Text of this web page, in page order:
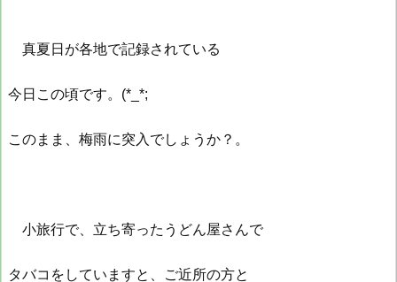
真夏日が各地で記録されている
今日この頃です。(*_*;
このまま、梅雨に突入でしょうか？。
小旅行で、立ち寄ったうどん屋さんで
タバコをしていますと、ご近所の方と